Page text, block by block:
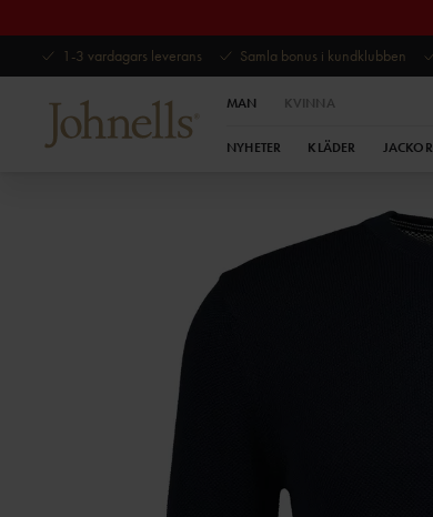
1-3 vardagars leverans
Samla bonus i kundklubben
MAN KVINNA
NYHETER KLÄDER JACKOR